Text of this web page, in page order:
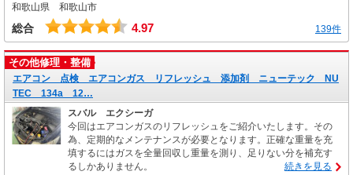
和歌山県 和歌山市
総合 4.97 139件
その他修理・整備
エアコン 点検 エアコンガス リフレッシュ 添加剤 ニューテック NU
TEC 134a 12…
スバル エクシーガ
今回はエアコンガスのリフレッシュをご紹介いたします。その
為、定期的なメンテナンスが必要となります。正確な重量を充
填するにはガスを全量回収し重量を測り、足りない分を補充す
るしかありません。
続きを見る